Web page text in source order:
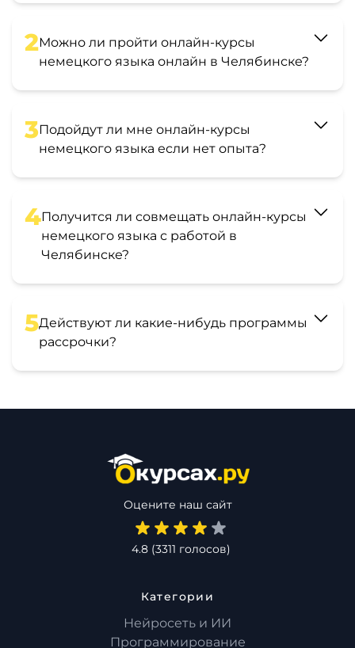
2Можно ли пройти онлайн-курсы
немецкого языка онлайн в Челябинске?
3Подойдут ли мне онлайн-курсы
немецкого языка если нет опыта?
4Получится ли совмещать онлайн-курсы
немецкого языка с работой в
Челябинске?
5Действуют ли какие-нибудь программы
рассрочки?
Оцените наш сайт
4.8(3311 голосов)
Категории
Нейросеть и ИИ
Программирование